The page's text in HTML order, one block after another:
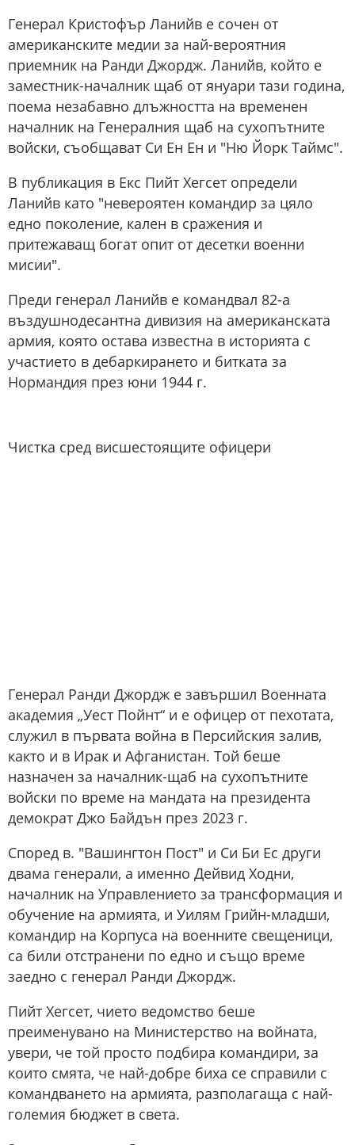
Генерал Кристофър Ланийв е сочен от
американските медии за най-вероятния
приемник на Ранди Джордж. Ланийв, който е
заместник-началник щаб от януари тази година,
поема незабавно длъжността на временен
началник на Генералния щаб на сухопътните
войски, съобщават Си Ен Ен и "Ню Йорк Таймс".
В публикация в Екс Пийт Хегсет определи
Ланийв като "невероятен командир за цяло
едно поколение, кален в сражения и
притежаващ богат опит от десетки военни
мисии".
Преди генерал Ланийв е командвал 82-а
въздушнодесантна дивизия на американската
армия, която остава известна в историята с
участието в дебаркирането и битката за
Нормандия през юни 1944 г.
Чистка сред висшестоящите офицери
Генерал Ранди Джордж е завършил Военната
академия „Уест Пойнт“ и е офицер от пехотата,
служил в първата война в Персийския залив,
както и в Ирак и Афганистан. Той беше
назначен за началник-щаб на сухопътните
войски по време на мандата на президента
демократ Джо Байдън през 2023 г.
Според в. "Вашингтон Пост" и Си Би Ес други
двама генерали, а именно Дейвид Ходни,
началник на Управлението за трансформация и
обучение на армията, и Уилям Грийн-младши,
командир на Корпуса на военните свещеници,
са били отстранени по едно и също време
заедно с генерал Ранди Джордж.
Пийт Хегсет, чието ведомство беше
преименувано на Министерство на войната,
увери, че той просто подбира командири, за
които смята, че най-добре биха се справили с
командването на армията, разполагаща с най-
големия бюджет в света.